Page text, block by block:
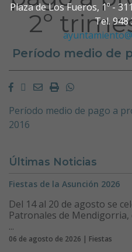
Plaza de Los Fueros, 1º -
Tel. 948
2º
Período medio de
Facebook
Twitter
EmailImprimirWhatsapp
Período medio de pago a
2016
Últimas Noticias
Fiestas de la Asunción 2026
Del 14 al 20 de agosto se
Patronales de
...
06 de agosto de 2026 | Fiestas